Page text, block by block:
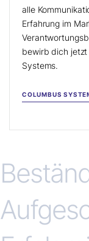
alle
Erfahrung im
bewirb dich jetzt
Systems.
COLUMBUS